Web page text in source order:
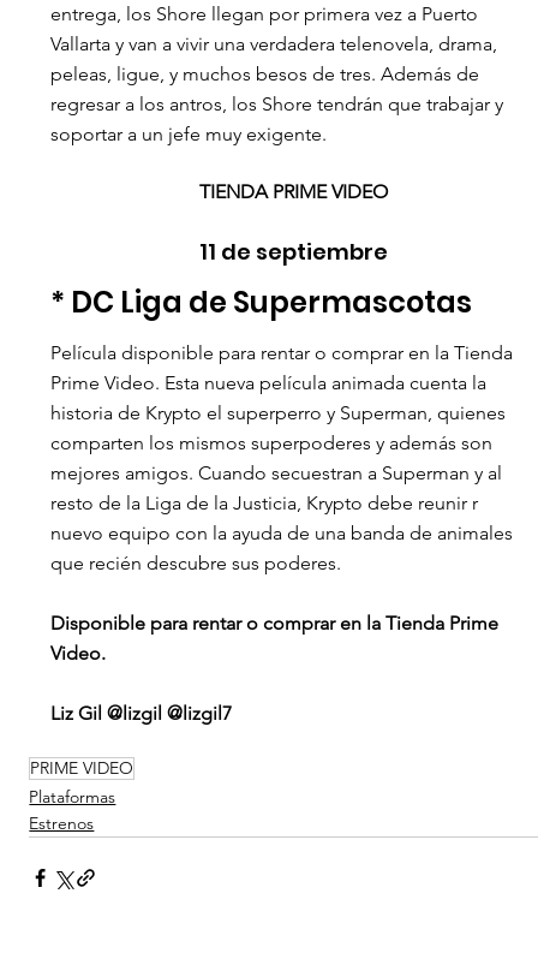
entrega, los Shore llegan por primera vez a Puerto
Vallarta y van a vivir una verdadera telenovela, drama,
peleas, ligue, y muchos besos de tres. Además de
regresar a los antros, los Shore tendrán que trabajar y
soportar a un jefe muy exigente.
TIENDA PRIME VIDEO
11 de septiembre
* DC Liga de Supermascotas
Película disponible para rentar o comprar en la Tienda
Prime Video. Esta nueva película animada cuenta la
historia de Krypto el superperro y Superman, quienes
comparten los mismos superpoderes y además son
mejores amigos. Cuando secuestran a Superman y al
resto de la Liga de la Justicia, Krypto debe reunir r
nuevo equipo con la ayuda de una banda de animales
que recién descubre sus poderes.
Disponible para rentar o comprar en la Tienda Prime
Video.
Liz Gil @lizgil @lizgil7
PRIME VIDEO
Plataformas
Estrenos